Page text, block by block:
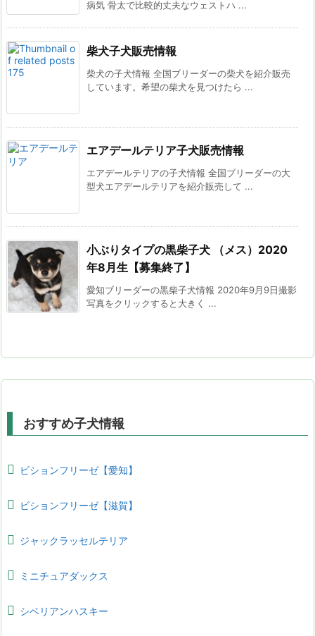
病気 骨太で比較的丈夫なウェストハ ...
柴犬子犬販売情報
柴犬の子犬情報 全国ブリーダーの柴犬を紹介販売
しています。希望の柴犬を見つけたら ...
エアデールテリア子犬販売情報
エアデールテリアの子犬情報 全国ブリーダーの大
型犬エアデールテリアを紹介販売して ...
小ぶりタイプの黒柴子犬 （メス）2020
年8月生【募集終了】
愛知ブリーダーの黒柴子犬情報 2020年9月9日撮影
写真をクリックすると大きく ...
おすすめ子犬情報
ビションフリーゼ【愛知】
ビションフリーゼ【滋賀】
ジャックラッセルテリア
ミニチュアダックス
シベリアンハスキー